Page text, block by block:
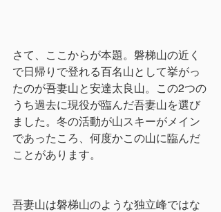
さて、ここからが本題。磐梯山の近く
で日帰りで登れる百名山として挙がっ
たのが吾妻山と安達太良山。この2つの
うち過去に現役が臨んだ吾妻山を選び
ました。冬の活動が山スキーがメイン
であったころ、何度かこの山に臨んだ
ことがあります。
吾妻山は磐梯山のような独立峰ではな